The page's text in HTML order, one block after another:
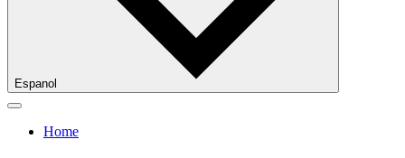
Espanol
Home